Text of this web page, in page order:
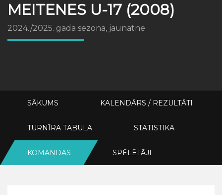
MEITENES U-17 (2008)
2024./2025. gada sezona, jaunatne
SĀKUMS KALENDĀRS / REZULTĀTI
TURNĪRA TABULA STATISTIKA
KOMANDAS SPĒLĒTĀJI